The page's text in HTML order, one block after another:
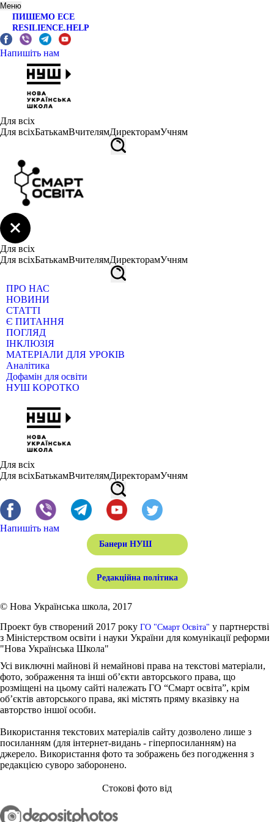
Меню
ПИШЕМО ЕСЕ
RESILIENCE.HELP
Напишіть нам
Для всіх
Для всіхБатькамВчителямДиректорамУчням
Для всіх
Для всіхБатькамВчителямДиректорамУчням
ПРО НАС
НОВИНИ
СТАТТІ
Є ПИТАННЯ
ПОГЛЯД
ІНКЛЮЗІЯ
МАТЕРІАЛИ ДЛЯ УРОКІВ
Аналітика
Дофамін для освіти
НУШ КОРОТКО
Для всіх
Для всіхБатькамВчителямДиректорамУчням
Напишіть нам
Банери НУШ
Редакційна політика
© Нова Українська школа, 2017
Проект був створений 2017 року ГО "Смарт Освіта" у партнерстві
з Міністерством освіти і науки України для комунікації реформи
"Нова Українська Школа"
Усі виключні майнові й немайнові права на текстові матеріали,
фото, зображення та інші об’єкти авторського права, що
розміщені на цьому сайті належать ГО “Смарт освіта”, крім
об’єктів авторського права, які містять пряму вказівку на
авторство іншої особи.
Використання текстових матеріалів сайту дозволено лише з
посиланням (для інтернет-видань - гіперпосиланням) на
джерело. Використання фото та зображень без погодження з
редакцією суворо заборонено.
Стокові фото від